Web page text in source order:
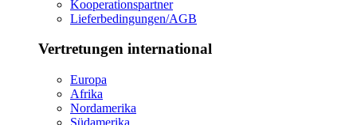
Kooperationspartner
Lieferbedingungen/AGB
Vertretungen international
Europa
Afrika
Nordamerika
Südamerika